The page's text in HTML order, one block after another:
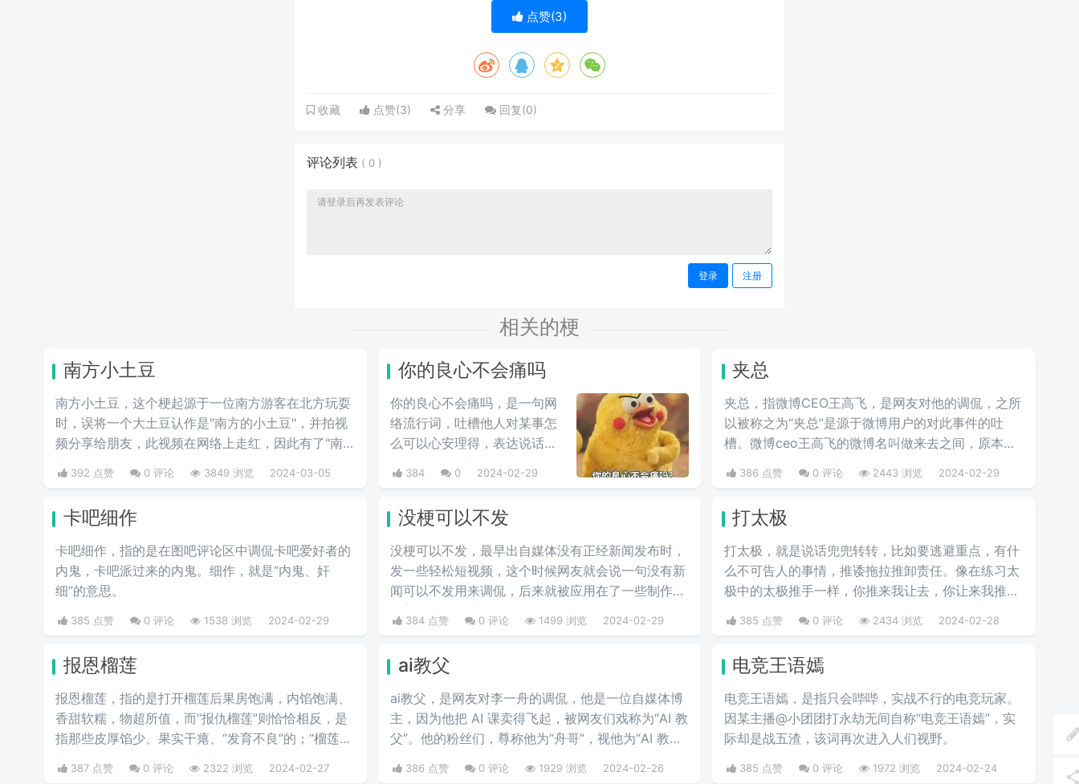
点赞(3)
收藏 点赞(3) 分享 回复(0)
评论列表 ( 0 )
登录 注册
相关的梗
南方小土豆
南方小土豆，这个梗起源于一位南方游客在北方玩耍
时，误将一个大土豆认作是"南方的小土豆"，并拍视
频分享给朋友，此视频在网络上走红，因此有了"南
方小土豆"这个梗 。
392 点赞 0 评论 3849 浏览 2024-03-05
你的良心不会痛吗
你的良心不会痛吗，是一句网
络流行词，吐槽他人对某事怎
么可以心安理得，表达说话人
心里mmp的心情。这里
的“痛”含有“内疚、愧疚、不好
意思。网络上主要用于吐槽别
人不会内疚吗，来源于热图鹦
鹉兄弟表情包，火于知乎，该
词也被《咬文嚼字》评为2017
年度十大流行语之一，现在多
用于聊天中的表情包。
384 0 2024-02-29
夹总
夹总，指微博CEO王高飞，是网友对他的调侃，之所
以被称之为“夹总”是源于微博用户的对此事件的吐
槽。微博ceo王高飞的微博名叫做来去之间，原本是
叫来总的。因为来字去掉一竖之后是“夹”，并且微博
把屏蔽敏感字的行为称为“夹”，所以来去之间喜提夹
386 点赞 0 评论 2443 浏览 2024-02-29
卡吧细作
卡吧细作，指的是在图吧评论区中调侃卡吧爱好者的
内鬼，卡吧派过来的内鬼。细作，就是“内鬼、奸
细”的意思。
385 点赞 0 评论 1538 浏览 2024-02-29
没梗可以不发
没梗可以不发，最早出自媒体没有正‌‌‌‌‌‌‌‌经新闻发布时，
发一些轻松短视频，这个时候网友就会说一句没有新
闻可以不发用来调侃，后来就被应用在了一些制作梗
科普的视频博主身上，其实这句话也不算是批评，更
多的是带有玩梗的意味。“解梗博主”的嘲讽发言，指
的新梗，只好发一些烂梗、破梗、旧梗来敷衍了事，
不被认可时，网友们就会评论一句“没梗可以不发”。
384 点赞 0 评论 1499 浏览 2024-02-29
打太极
打太极，就是说话兜兜转转，比如要逃避重点，有什
么不可告人的事情，推诿拖拉推卸责任。像在练习太
极中的太极推手一样，你推来我让去，你让来我推
去。暗指做事情推来推去，不明确表态，避重就轻含
糊不说实话。
385 点赞 0 评论 2434 浏览 2024-02-28
报恩榴莲
报恩榴莲，指的是打开榴莲后果房饱满，内馅饱满、
香甜软糯，物超所值，而“报仇榴莲”则恰恰相反，是
指那些皮厚馅少、果实干瘪、“发育不良”的；“榴莲刺
客”则指那些会挑榴莲的高手。
387 点赞 0 评论 2322 浏览 2024-02-27
ai教父
ai教父，是网友对李一舟的调侃，他是一位自媒体博
主，因为他把 AI 课卖得飞起，被网友们戏称为“AI 教
父”。他的粉丝们，尊称他为“舟哥”，视他为“AI 教
的“知识网红”，有人说他的课程是“智商税”。
386 点赞 0 评论 1929 浏览 2024-02-26
电竞王语嫣
电竞王语嫣，是指只会哔哔，实战不行的电竞玩家。
因某主播@小团团打永劫无间自称“电竞王语嫣”，实
际却是战五渣，该词再次进入人们视野。
385 点赞 0 评论 1972 浏览 2024-02-24